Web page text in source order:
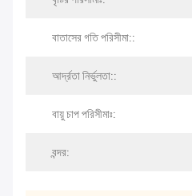
বাতাসের গতি পরিসীমা::
আর্দ্রতা নির্ভুলতা::
বায়ু চাপ পরিসীমাঃ:
বন্দর: